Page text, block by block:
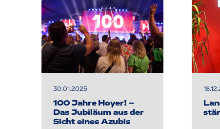
30.01.2025
100 Jahre Hoyer! –
Das Jubiläum aus der
Sicht eines Azubis